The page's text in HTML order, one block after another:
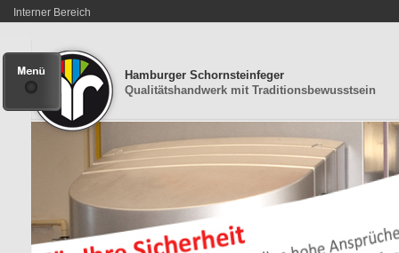
Interner Bereich
Hamburger Schornsteinfeger
Qualitätshandwerk mit Traditionsbewusstsein